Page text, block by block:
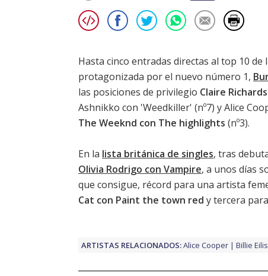
Hasta cinco entradas directas al top 10 de
protagonizada por el nuevo número 1,
las posiciones de privilegio Claire
Ashnikko con 'Weedkiller' (nº7) yAlice
The Weeknd con The highlights (nº3).
En la lista británica de singles, tras
Olivia Rodrigo con Vampire, a unos días
que consigue, récord para una artista
Cat con Paint the town red y tercera para
ARTISTAS RELACIONADOS:Alice Cooper Billie